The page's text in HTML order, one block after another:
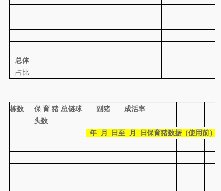
总体
占比
栋数
保育猪总
头数
链球 副猪 成活率
年 月 日至 月 日保育猪数据（使用前）